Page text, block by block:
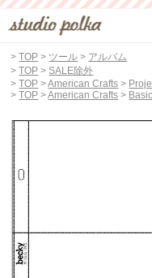
>TOP > ツール > アルバム
>TOP > SALE除外
>TOP >American Crafts >
>TOP >American Crafts >